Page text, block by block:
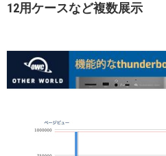
12用ケースなど複数展示